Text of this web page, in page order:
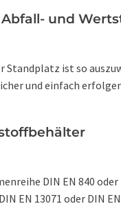
und
Standplatz ist so
und einfach
DIN EN 840
EN 13071 oder DIN